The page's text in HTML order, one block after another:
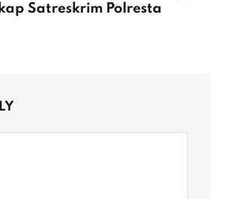
Satreskrim Polresta